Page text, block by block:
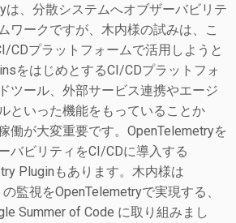
は、分散システムへオブザーバビリテ
ワークですが、木内様の試みは、こ
CDプラットフォームで活用しようと
をはじめとするCI/CDプラットフォ
ツール、外部サービス連携やエージ
といった機能をもっていることか
働が大変重要です。OpenTelemetryを
バビリティをCI/CDに導入する
Pluginもあります。木内様は
監視をOpenTelemetryで実現する、
Summer of Code に取り組みまし